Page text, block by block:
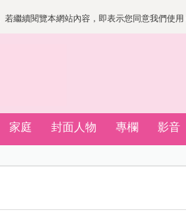
繼續閱覽本網站內容，即表示您同意我們使
家庭 封面人物 專欄 影音